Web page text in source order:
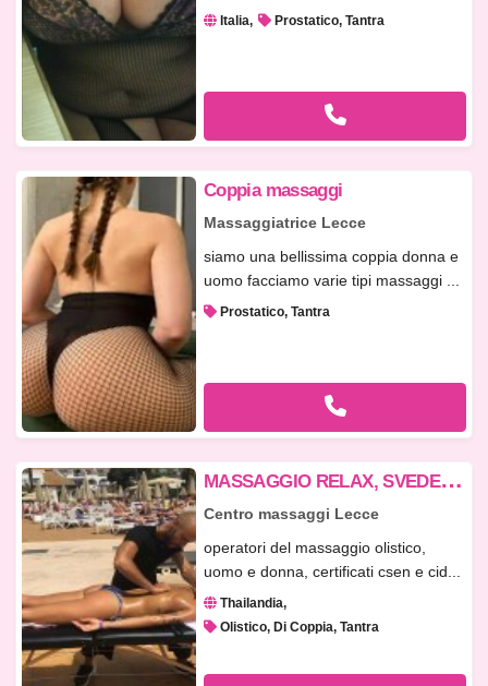
Italia Prostatico, Tantra
Coppia massaggi
Massaggiatrice Lecce
siamo una bellissima coppia donna e
uomo facciamo varie tipi massaggi ...
Prostatico, Tantra
M
ASSAGGIO RELAX, SVEDESE, LINFO-DRENANTE, LOMI LOMI, INDONESIANO, DI COPPIA, Ecc
Centro massaggi Lecce
operatori del massaggio olistico,
uomo e donna, certificati csen e cid...
Thailandia
Olistico, Di Coppia, Tantra